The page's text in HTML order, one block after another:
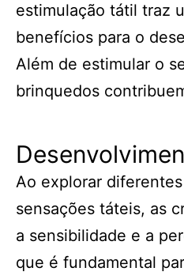
estimulação tátil traz
benefícios para o
Além de estimular o
brinquedos
Ao explorar
sensações táteis, as
a sensibilidade e a
que é fundamental